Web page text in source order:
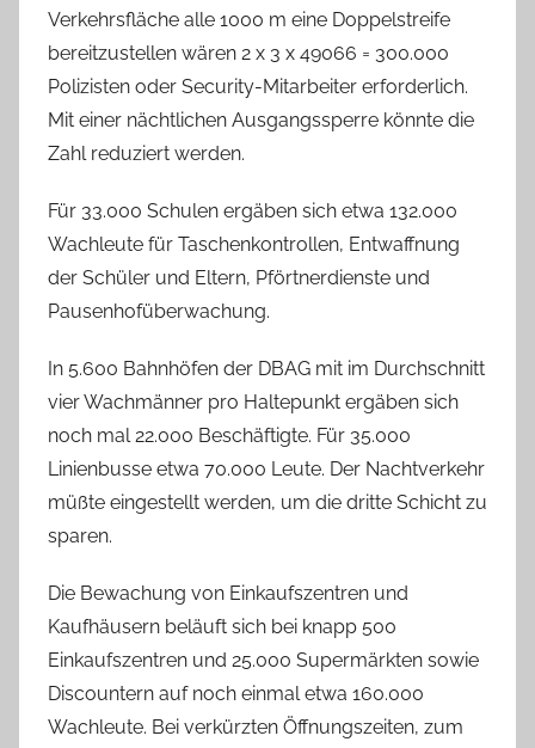
Verkehrsfläche alle 1000 m eine Doppelstreife
bereitzustellen wären 2 x 3 x 49066 = 300.000
Polizisten oder Security-Mitarbeiter erforderlich.
Mit einer nächtlichen Ausgangssperre könnte die
Zahl reduziert werden.
Für 33.000 Schulen ergäben sich etwa 132.000
Wachleute für Taschenkontrollen, Entwaffnung
der Schüler und Eltern, Pförtnerdienste und
Pausenhofüberwachung.
In 5.600 Bahnhöfen der DBAG mit im Durchschnitt
vier Wachmänner pro Haltepunkt ergäben sich
noch mal 22.000 Beschäftigte. Für 35.000
Linienbusse etwa 70.000 Leute. Der Nachtverkehr
müßte eingestellt werden, um die dritte Schicht zu
sparen.
Die Bewachung von Einkaufszentren und
Kaufhäusern beläuft sich bei knapp 500
Einkaufszentren und 25.000 Supermärkten sowie
Discountern auf noch einmal etwa 160.000
Wachleute. Bei verkürzten Öffnungszeiten, zum